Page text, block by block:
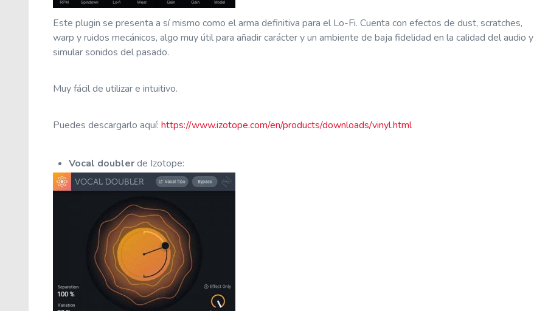
Este plugin se presenta a sí mismo como el arma definitiva para el Lo-Fi. Cuenta con efectos de dust, scratches,
warp y ruidos mecánicos, algo muy útil para añadir carácter y un ambiente de baja fidelidad en la calidad del audio y
simular sonidos del pasado.
Muy fácil de utilizar e intuitivo.
Puedes descargarlo aquí: https://www.izotope.com/en/products/downloads/vinyl.html
Vocal doublerde Izotope: